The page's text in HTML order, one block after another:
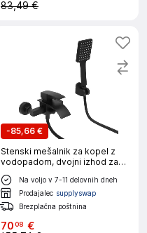
83,49 €
-85,66 €
Stenski mešalnik za kopel z
vodopadom, dvojni izhod za
vodo, moderna črna obdelava,
Kot prikazano
Na voljo v 7-11 delovnih dneh
Prodajalec supplyswap
Brezplačna poštnina
7008 €